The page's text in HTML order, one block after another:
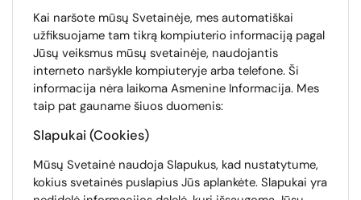
Kai naršote mūsų Svetainėje, mes automatiškai
užfiksuojame tam tikrą kompiuterio informaciją pagal
Jūsų veiksmus mūsų svetainėje, naudojantis
interneto naršykle kompiuteryje arba telefone. Ši
informacija nėra laikoma Asmenine Informacija. Mes
taip pat gauname šiuos duomenis:
Slapukai (Cookies)
Mūsų Svetainė naudoja Slapukus, kad nustatytume,
kokius svetainės puslapius Jūs aplankėte. Slapukai yra